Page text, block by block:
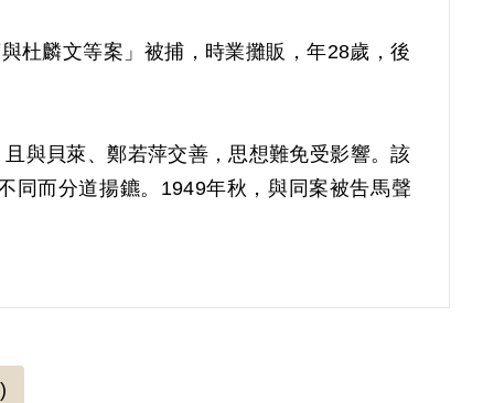
杜麟文等案」被捕，時業攤販，年28歲，後
與貝萊、鄭若萍交善，思想難免受影響。該
同而分道揚鑣。1949年秋，與同案被吿馬聲
防部臺灣軍人監獄服刑，1955年9月23日刑